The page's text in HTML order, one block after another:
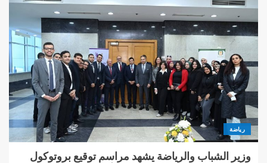
رياضة
وزير الشباب والرياضة يشهد مراسم توقيع بروتوكول